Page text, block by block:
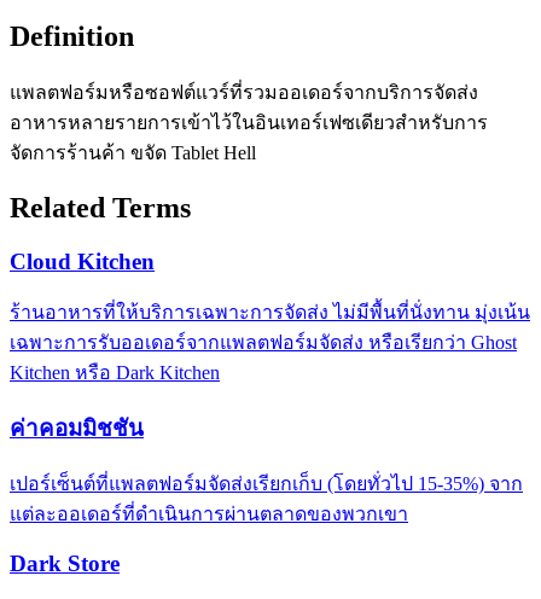
Definition
แพลตฟอร์มหรือซอฟต์แวร์ที่รวมออเดอร์จากบริการจัดส่ง
อาหารหลายรายการเข้าไว้ในอินเทอร์เฟซเดียวสำหรับการ
จัดการร้านค้า ขจัด Tablet Hell
Related Terms
Cloud Kitchen
ร้านอาหารที่ให้บริการเฉพาะการจัดส่ง ไม่มีพื้นที่นั่งทาน มุ่งเน้น
เฉพาะการรับออเดอร์จากแพลตฟอร์มจัดส่ง หรือเรียกว่า Ghost
Kitchen หรือ Dark Kitchen
ค่าคอมมิชชัน
เปอร์เซ็นต์ที่แพลตฟอร์มจัดส่งเรียกเก็บ (โดยทั่วไป 15-35%) จาก
แต่ละออเดอร์ที่ดำเนินการผ่านตลาดของพวกเขา
Dark Store